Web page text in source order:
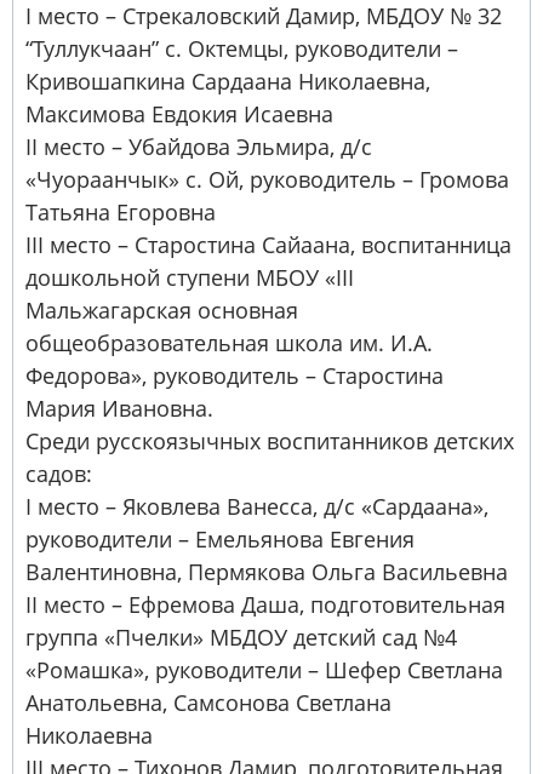
I место – Стрекаловский Дамир, МБДОУ № 32
“Туллукчаан” с. Октемцы, руководители –
Кривошапкина Сардаана Николаевна,
Максимова Евдокия Исаевна
II место – Убайдова Эльмира, д/с
«Чуораанчык» с. Ой, руководитель – Громова
Татьяна Егоровна
III место – Старостина Сайаана, воспитанница
дошкольной ступени МБОУ «III
Мальжагарская основная
общеобразовательная школа им. И.А.
Федорова», руководитель – Старостина
Мария Ивановна.
Среди русскоязычных воспитанников детских
садов:
I место – Яковлева Ванесса, д/с «Сардаана»,
руководители – Емельянова Евгения
Валентиновна, Пермякова Ольга Васильевна
II место – Ефремова Даша, подготовительная
группа «Пчелки» МБДОУ детский сад №4
«Ромашка», руководители – Шефер Светлана
Анатольевна, Самсонова Светлана
Николаевна
III место – Тихонов Дамир, подготовительная